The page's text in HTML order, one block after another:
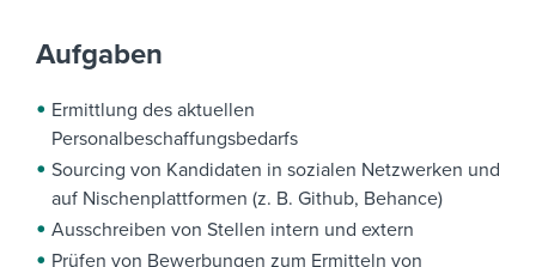
Aufgaben
Ermittlung des aktuellen
Personalbeschaffungsbedarfs
Sourcing von Kandidaten in sozialen Netzwerken und
auf Nischenplattformen (z. B. Github, Behance)
Ausschreiben von Stellen intern und extern
Prüfen von Bewerbungen zum Ermitteln von